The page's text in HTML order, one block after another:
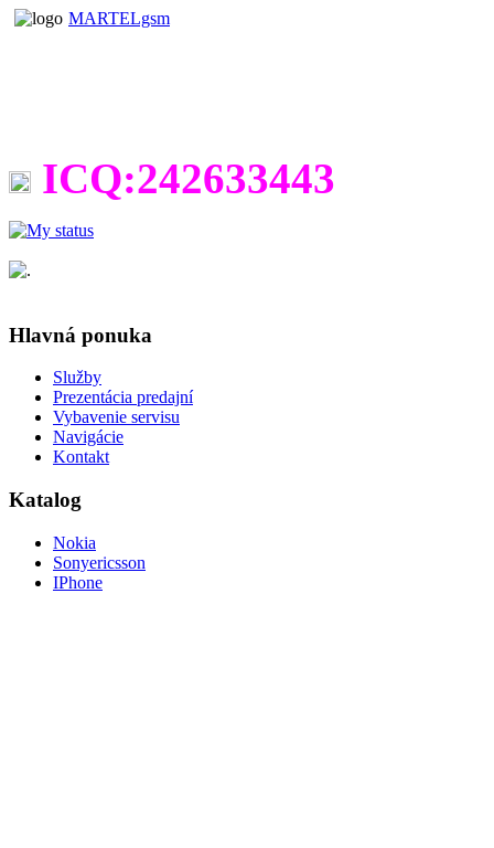
MARTELgsm
ICQ:242633443
Hlavná ponuka
Služby
Prezentácia predajní
Vybavenie servisu
Navigácie
Kontakt
Katalog
Nokia
Sonyericsson
IPhone